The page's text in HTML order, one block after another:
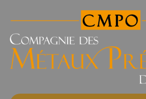
des
Précieux
l'Ouest